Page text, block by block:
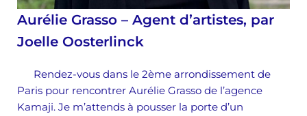
Aurélie Grasso – Agent d’artistes, par
Joelle Oosterlinck
Rendez-vous dans le 2ème arrondissement de
Paris pour rencontrer Aurélie Grasso de l’agence
Kamaji. Je m’attends à pousser la porte d’un